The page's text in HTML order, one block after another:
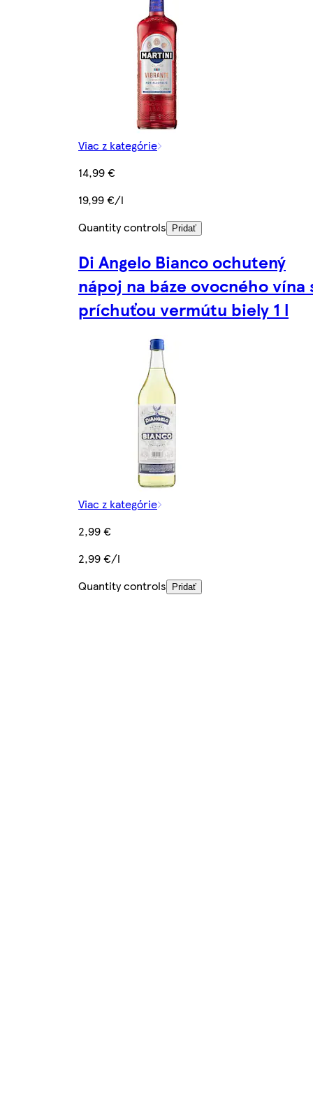
Viac z kategórie
14,99 €
19,99 €/l
Quantity controls
Pridať
Di Angelo Bianco ochutený
nápoj na báze ovocného vína
príchuťou vermútu biely 1 l
Viac z kategórie
2,99 €
2,99 €/l
Quantity controls
Pridať